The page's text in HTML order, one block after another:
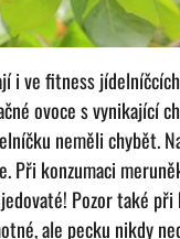
i ve fitness
ovoce s vynikající
neměli chybět.
konzumaci
Pozor také
ale pecku nikdy